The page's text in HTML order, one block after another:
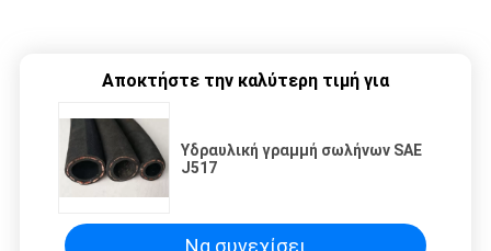
Αποκτήστε την καλύτερη τιμή για
Υδραυλική γραμμή σωλήνων SAE
J517
Να συνεχίσει